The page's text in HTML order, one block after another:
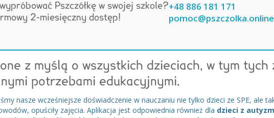
Pszczółkę w swojej szkole?
2-miesięczny dostęp!
+48 886 181 171
pomoc@pszczolka.online
z myślą o wszystkich dzieciach, w tym tych
potrzebami edukacyjnymi.
nasze wcześniejsze doświadczenie w nauczaniu nie tylko dzieci ze SPE, ale
opuściły zajęcia. Aplikacja jest odpowiednia również dla dzieci z